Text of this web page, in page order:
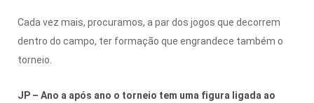
Cada vez mais, procuramos, a par dos jogos que decorrem
dentro do campo, ter formação que engrandece também o
torneio.
JP – Ano a após ano o torneio tem uma figura ligada ao